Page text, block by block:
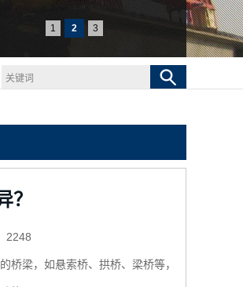
1 2 3
？
2248
桥梁，如悬索桥、拱桥、梁桥等，